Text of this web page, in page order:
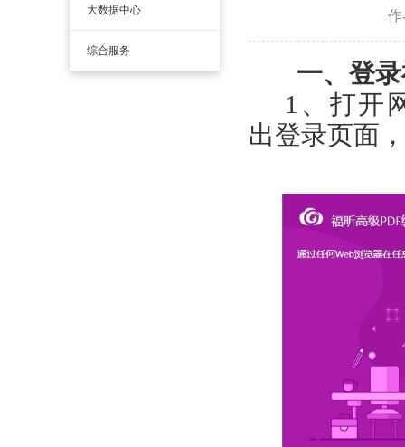
大数据中心
综合服务
作
一、登
1 、打开
出登录页面